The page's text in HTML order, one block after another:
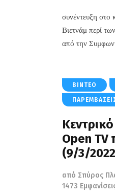
συνέντευξη στο
Βιετνάμ περί
από την
ΒΊΝΤΕΟ
Open TV
(9/3/
από Σπύρος
1473